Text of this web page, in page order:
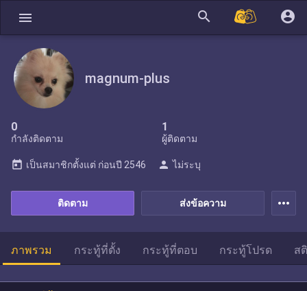
menu search account_circle
magnum-plus
0
กำลังติดตาม
1
ผู้ติดตาม
ส่งข้อความ
ติดตาม
today เป็นสมาชิกตั้งแต่ ก่อนปี 2546 person ไม่ระบุ
more_horiz
ภาพรวม กระทู้ที่ตั้ง กระทู้ที่ตอบ กระทู้โปรด ส